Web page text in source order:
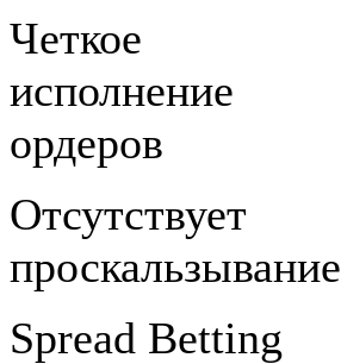
Четкое
исполнение
ордеров
Отсутствует
проскальзывание
Spreаd Betting